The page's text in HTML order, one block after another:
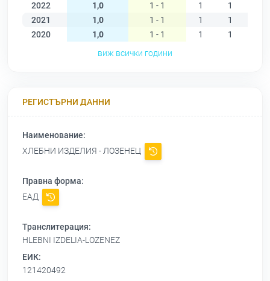
2022
1,0 1 - 1 1 1
2021
1,0 1 - 1 1 1
2020
1,0 1 - 1 1 1
виж всички години
РЕГИСТЪРНИ ДАННИ
Наименование:
ХЛЕБНИ ИЗДЕЛИЯ - ЛОЗЕНЕЦ
Правна форма:
ЕАД
Транслитерация:
HLEBNI IZDELIA-LOZENEZ
ЕИК:
121420492